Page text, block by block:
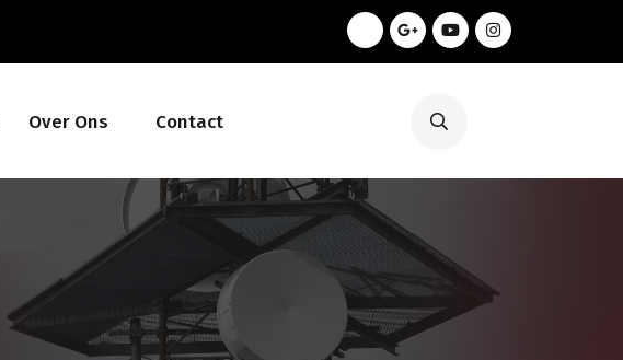
Over Ons Contact